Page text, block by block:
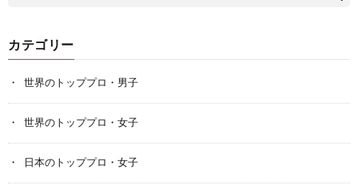
カテゴリー
世界のトッププロ・男子
世界のトッププロ・女子
日本のトッププロ・女子